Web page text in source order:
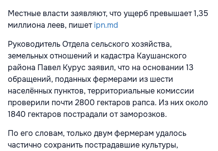
Местные власти заявляют, что ущерб превышает 1,35
миллиона леев, пишетipn.md
Руководитель Отдела сельского хозяйства,
земельных отношений и кадастра Каушанского
района Павел Курус заявил, что на основании 13
обращений, поданных фермерами из шести
населённых пунктов, территориальные комиссии
проверили почти 2800 гектаров рапса. Из них около
1840 гектаров пострадали от заморозков.
По его словам, только двум фермерам удалось
частично сохранить пострадавшие культуры,